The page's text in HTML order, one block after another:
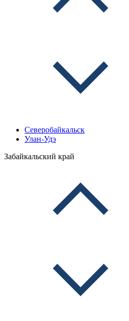
Северобайкальск
Улан-Удэ
Забайкальский край